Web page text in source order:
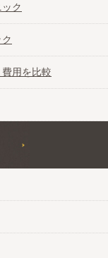
ク
用を比較
＠大阪